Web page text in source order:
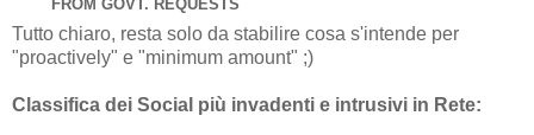
FROM GOVT. REQUESTS
Tutto chiaro, resta solo da stabilire cosa s'intende per
"proactively" e "minimum amount" ;)
Classifica dei Social più invadenti e intrusivi in Rete: